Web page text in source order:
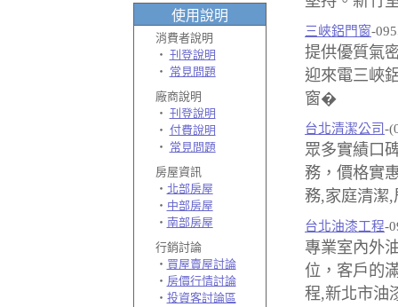
使用說明
消費者說明
‧ 刊登說明
‧ 常見問題
廠商說明
‧ 刊登說明
‧ 付費說明
‧ 常見問題
房屋資訊
‧ 北部房屋
‧ 中部房屋
‧ 南部房屋
行銷討論
‧ 買屋賣屋討論
‧ 房價行情討論
‧ 投資客討論區
三峽鋁門窗-
提供優質氣
迎來電三峽
窗�
台北清潔公司 -
眾多實績口
務，價格實
務,家庭清潔
台北油漆工程-
專業室內外
位，客戶的
程,新北市油